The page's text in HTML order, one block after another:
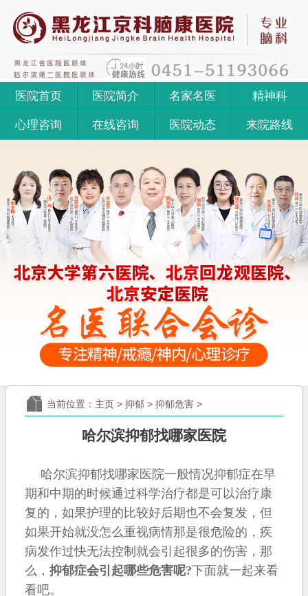
医院首页 医院简介 名家名医 精神科
心理咨询 在线咨询 医院动态 来院路线
当前位置： 主页 >抑郁 >抑郁危害 >
哈尔滨抑郁找哪家医院
哈尔滨抑郁找哪家医院一般情况抑郁症在早
期和中期的时候通过科学治疗都是可以治疗康
复的，如果护理的比较好后期也不会复发，但
如果开始就没怎么重视病情那是很危险的，疾
病发作过快无法控制就会引起很多的伤害，那
么， 抑郁症会引起哪些危害呢?下面就一起来看
看吧。